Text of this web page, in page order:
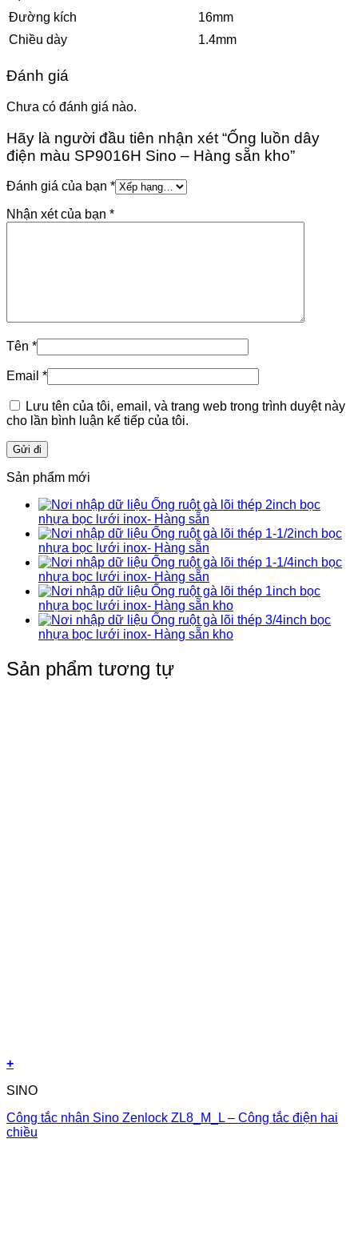
Đường kích
16mm
Chiều dày
1.4mm
Đánh giá
Chưa có đánh giá nào.
Hãy là người đầu tiên nhận xét “Ống luồn dây
điện màu SP9016H Sino – Hàng sẵn kho”
Đánh giá của bạn *
Nhận xét của bạn *
Tên *
Email *
Lưu tên của tôi, email, và trang web trong trình duyệt này
cho lần bình luận kế tiếp của tôi.
Sản phẩm mới
Ống ruột gà lõi thép 2inch bọc
nhựa bọc lưới inox- Hàng sẵn
Ống ruột gà lõi thép 1-1/2inch bọc
nhựa bọc lưới inox- Hàng sẵn
Ống ruột gà lõi thép 1-1/4inch bọc
nhựa bọc lưới inox- Hàng sẵn
Ống ruột gà lõi thép 1inch bọc
nhựa bọc lưới inox- Hàng sẵn kho
Ống ruột gà lõi thép 3/4inch bọc
nhựa bọc lưới inox- Hàng sẵn kho
Sản phẩm tương tự
+
SINO
Công tắc nhân Sino Zenlock ZL8_M_L – Công tắc điện hai
chiều